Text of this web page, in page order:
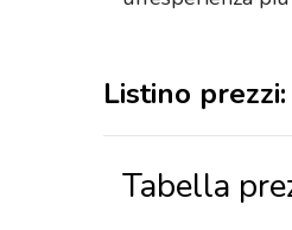
Listino
Tabella